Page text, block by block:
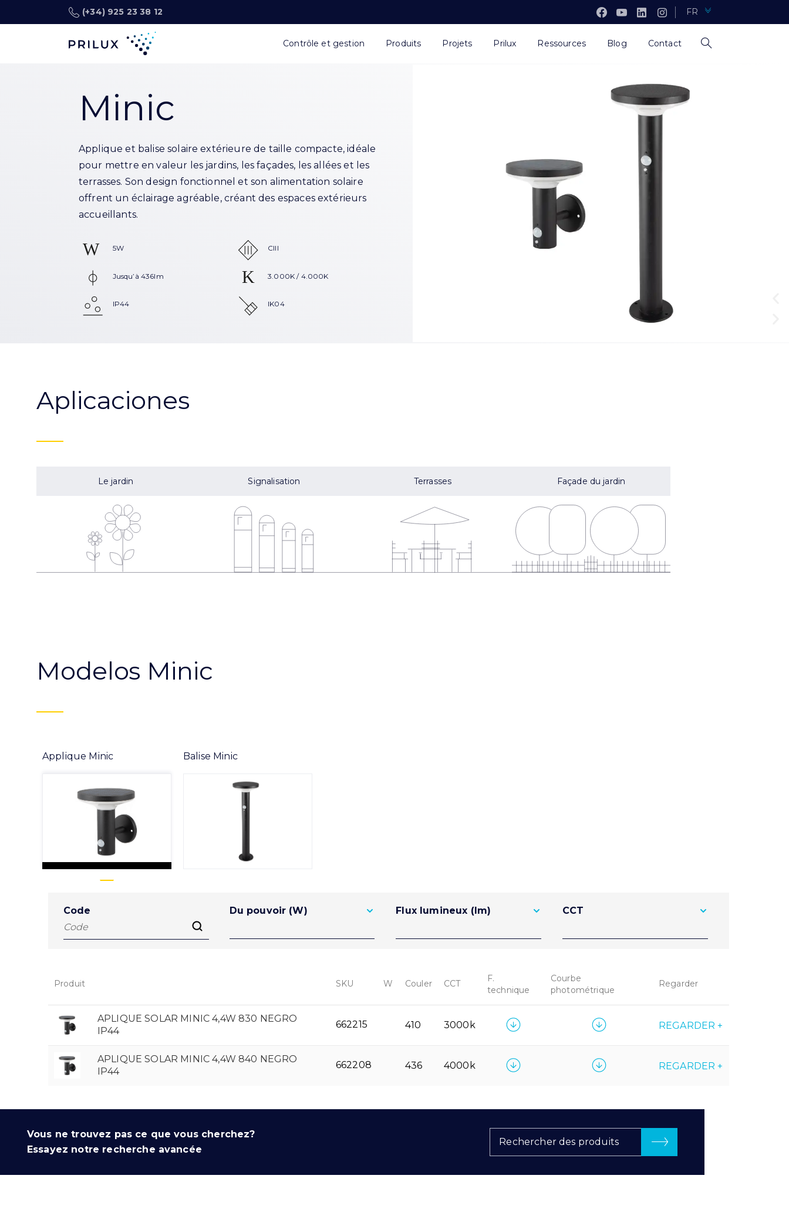
(+34) 925 23 38 12 FR
Contrôle et gestion Produits Projets Prilux Ressources Blog Contact
Minic
Applique et balise solaire extérieure de taille compacte, idéale
pour mettre en valeur les jardins, les façades, les allées et les
terrasses. Son design fonctionnel et son alimentation solaire
offrent un éclairage agréable, créant des espaces extérieurs
accueillants.
5W
Jusqu’à 436lm
IP44
CIII
3.000K / 4.000K
IK04
Aplicaciones
Le jardin Signalisation Terrasses Façade du jardin
Modelos Minic
Applique Minic Balise Minic
Code Du pouvoir (W) Flux lumineux (lm) CCT
Produit SKU W Couler CCT
F.
technique
Courbe
photométrique
Regarder
APLIQUE SOLAR MINIC 4,4W 830 NEGRO
IP44
662215 410 3000k REGARDER +
APLIQUE SOLAR MINIC 4,4W 840 NEGRO
IP44
662208 436 4000k REGARDER +
Vous ne trouvez pas ce que vous cherchez?
Essayez notre recherche avancée
Rechercher des produits